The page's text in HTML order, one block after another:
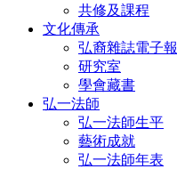
共修及課程
文化傳承
弘裔雜誌電子報
研究室
學會藏書
弘一法師
弘一法師生平
藝術成就
弘一法師年表